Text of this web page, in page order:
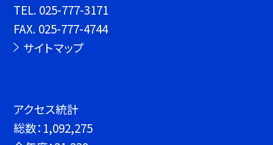
TEL. 025-777-3171
FAX. 025-777-4744
サイトマップ
アクセス統計
総数： 1,092,275